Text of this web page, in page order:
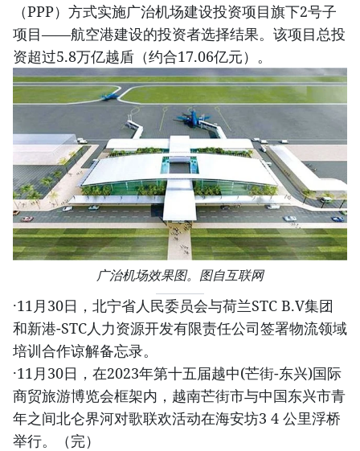
（PPP）方式实施广治机场建设投资项目旗下2号子
项目——航空港建设的投资者选择结果。该项目总投
资超过5.8万亿越盾（约合17.06亿元）。
广治机场效果图。图自互联网
·11月30日，北宁省人民委员会与荷兰STC B.V集团
和新港-STC人力资源开发有限责任公司签署物流领域
培训合作谅解备忘录。
·11月30日，在2023年第十五届越中(芒街-东兴)国际
商贸旅游博览会框架内，越南芒街市与中国东兴市青
年之间北仑界河对歌联欢活动在海安坊3 4 公里浮桥
举行。（完）